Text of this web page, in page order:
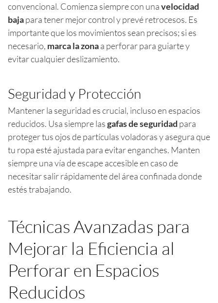
convencional. Comienza siempre con unavelocidad
bajapara tener mejor control y prevé retrocesos. Es
importante que los movimientos sean precisos; si es
necesario, marca la zonaa perforar para guiarte y
evitar cualquier deslizamiento.
Seguridad y Protección
Mantener la seguridad es crucial, incluso en espacios
reducidos. Usa siempre lasgafas de seguridad para
proteger tus ojos de partículas voladoras y asegura que
tu ropa esté ajustada para evitar enganches. Manten
siempre una vía de escape accesible en caso de
necesitar salir rápidamente del área confinada donde
estés trabajando.
Técnicas Avanzadas para
Mejorar la Eficiencia al
Perforar en Espacios
Reducidos